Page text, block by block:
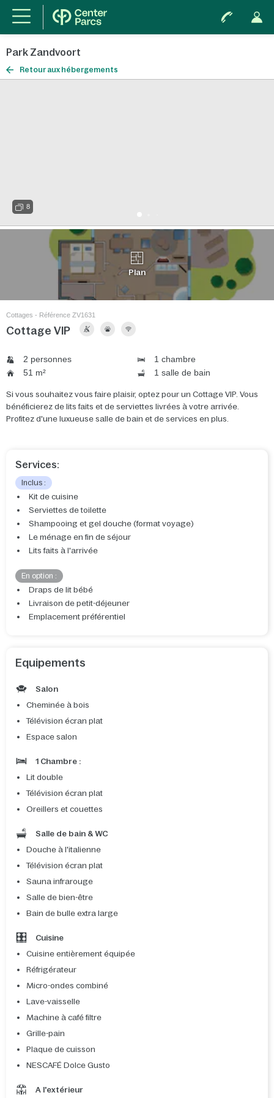
Park Zandvoort
Retour aux hébergements
8
Plan
Cottages - Référence ZV1631
Cottage VIP
2 personnes
1 chambre
51 m²
1 salle de bain
Si vous souhaitez vous faire plaisir, optez pour un Cottage VIP. Vous
bénéficierez de lits faits et de serviettes livrées à votre arrivée.
Profitez d'une luxueuse salle de bain et de services en plus.
Services:
Inclus :
Kit de cuisine
Serviettes de toilette
Shampooing et gel douche (format voyage)
Le ménage en fin de séjour
Lits faits à l'arrivée
En option :
Draps de lit bébé
Livraison de petit-déjeuner
Emplacement préférentiel
Equipements
Salon
Cheminée à bois
Télévision écran plat
Espace salon
1 Chambre :
Lit double
Télévision écran plat
Oreillers et couettes
Salle de bain & WC
Douche à l'italienne
Télévision écran plat
Sauna infrarouge
Salle de bien-être
Bain de bulle extra large
Cuisine
Cuisine entièrement équipée
Réfrigérateur
Micro-ondes combiné
Lave-vaisselle
Machine à café filtre
Grille-pain
Plaque de cuisson
NESCAFÉ Dolce Gusto
A l'extérieur